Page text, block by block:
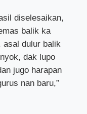
diselesaikan,
balik ka
asal dulur balik
dak lupo
jugo harapan
nan baru,”